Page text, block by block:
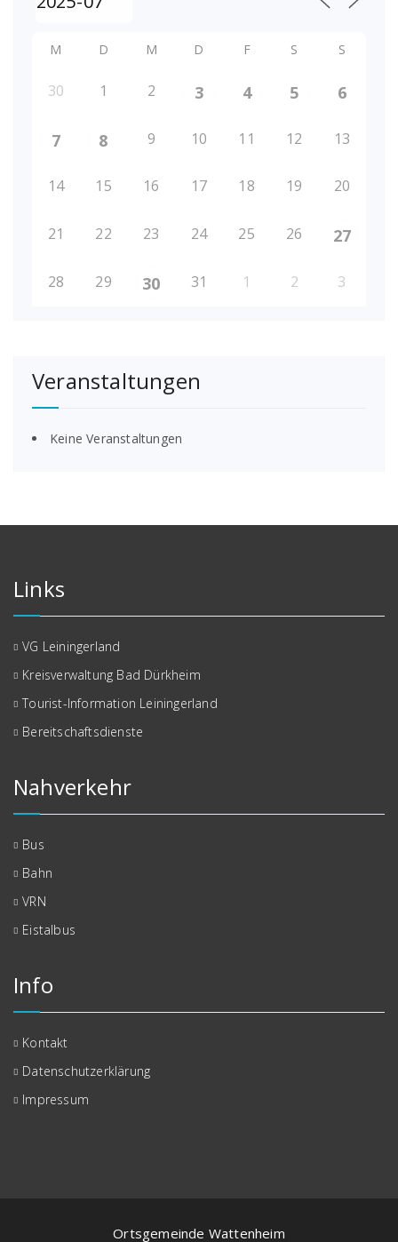
M D M D F S S
30 1 2 3 4 5 6
7 8 9 10 11 12 13
14 15 16 17 18 19 20
21 22 23 24 25 26 27
28 29 30 31 1 2 3
Veranstaltungen
Keine Veranstaltungen
Links
VG Leiningerland
Kreisverwaltung Bad Dürkheim
Tourist-Information Leiningerland
Bereitschaftsdienste
Nahverkehr
Bus
Bahn
VRN
Eistalbus
Info
Kontakt
Datenschutzerklärung
Impressum
Ortsgemeinde Wattenheim